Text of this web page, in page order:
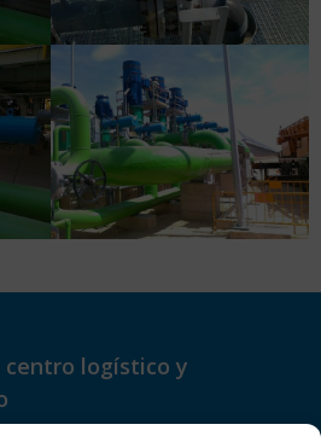
logístico y